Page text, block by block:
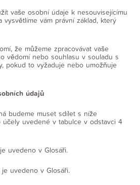
vaše osobní údaje k nesouvisejícímu
vysvětlíme vám právní základ, který
že můžeme zpracovávat vaše
vědomí nebo souhlasu v souladu s
pokud to vyžaduje nebo umožňuje
údajů
budeme muset sdílet s níže
účely uvedené v tabulce v odstavci 4
uvedeno v Glosáři.
uvedeno v Glosáři.